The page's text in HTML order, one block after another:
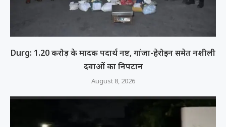
Durg: 1.20 करोड़ के मादक पदार्थ नष्ट, गांजा-हेरोइन समेत नशीली
दवाओं का निपटान
August 8, 2026